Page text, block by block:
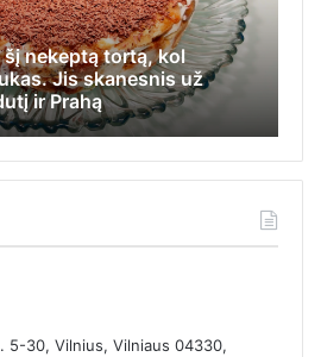
šį nekeptą tortą, kol
Jis skanesnis už
ir Prahą
5-30, Vilnius, Vilniaus 04330,